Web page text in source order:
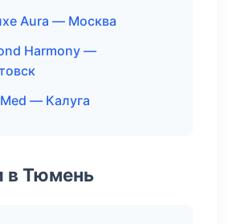
Aura — Москва
Harmony —
— Калуга
в Тюмень